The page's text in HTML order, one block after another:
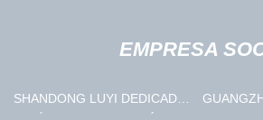
EMPRESA
SHANDONG LUYI DEDICADO
GUANGZHOU